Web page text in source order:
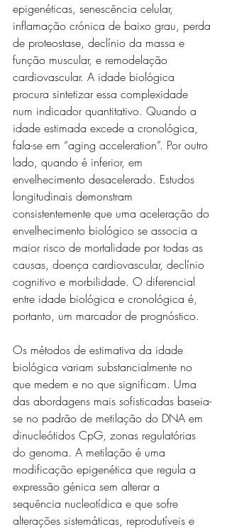
epigenéticas, senescência celular,
inflamação crónica de baixo grau, perda
de proteostase, declínio da massa e
função muscular, e remodelação
cardiovascular. A idade biológica
procura sintetizar essa complexidade
num indicador quantitativo. Quando a
idade estimada excede a cronológica,
fala-se em “aging acceleration”. Por outro
lado, quando é inferior, em
envelhecimento desacelerado. Estudos
longitudinais demonstram
consistentemente que uma aceleração do
envelhecimento biológico se associa a
maior risco de mortalidade por todas as
causas, doença cardiovascular, declínio
cognitivo e morbilidade. O diferencial
entre idade biológica e cronológica é,
portanto, um marcador de prognóstico.
Os métodos de estimativa da idade
biológica variam substancialmente no
que medem e no que significam. Uma
das abordagens mais sofisticadas baseia-
se no padrão de metilação do DNA em
dinucleótidos CpG, zonas regulatórias
do genoma. A metilação é uma
modificação epigenética que regula a
expressão génica sem alterar a
sequência nucleotídica e que sofre
alterações sistemáticas, reprodutíveis e